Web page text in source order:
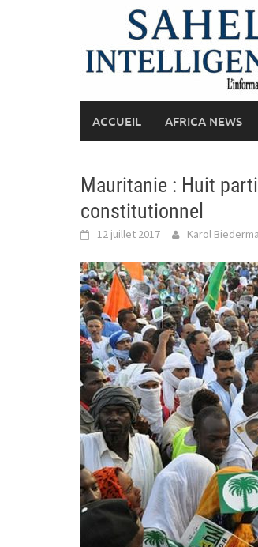
ACCUEIL AFRICA NEWS
Mauritanie : Huit
constitutionnel
12 juillet 2017 Karol